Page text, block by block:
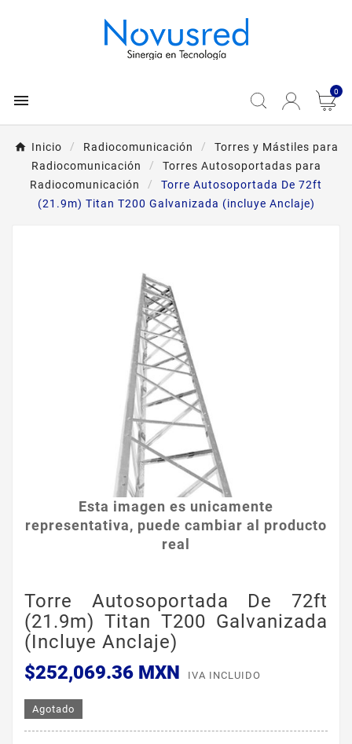
 0
Inicio Radiocomunicación
Torres y Mástiles para
Radiocomunicación
Torres Autosoportadas para
Radiocomunicación
Torre Autosoportada De 72ft
(21.9m) Titan T200 Galvanizada (incluye Anclaje)
Esta imagen es unicamente
representativa, puede cambiar al producto
real
Torre Autosoportada De 72ft
(21.9m) Titan T200 Galvanizada
(incluye Anclaje)
$252,069.36 MXN
IVA INCLUIDO
Agotado